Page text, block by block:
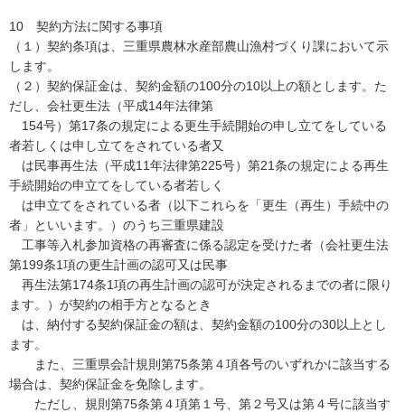
10 契約方法に関する事項
（１）契約条項は、三重県農林水産部農山漁村づくり課において示
します。
（２）契約保証金は、契約金額の100分の10以上の額とします。た
だし、会社更生法（平成14年法律第
154号）第17条の規定による更生手続開始の申し立てをしている
者若しくは申し立てをされている者又
は民事再生法（平成11年法律第225号）第21条の規定による再生
手続開始の申立てをしている者若しく
は申立てをされている者（以下これらを「更生（再生）手続中の
者」といいます。）のうち三重県建設
工事等入札参加資格の再審査に係る認定を受けた者（会社更生法
第199条1項の更生計画の認可又は民事
再生法第174条1項の再生計画の認可が決定されるまでの者に限り
ます。）が契約の相手方となるとき
は、納付する契約保証金の額は、契約金額の100分の30以上とし
ます。
また、三重県会計規則第75条第４項各号のいずれかに該当する
場合は、契約保証金を免除します。
ただし、規則第75条第４項第１号、第２号又は第４号に該当す